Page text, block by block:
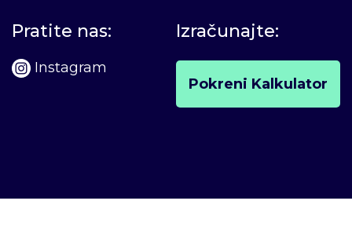
Pratite nas:
Instagram
Izračunajte:
Pokreni Kalkulator